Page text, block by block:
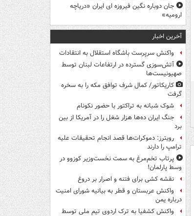
جان دوباره نگین فیروزه ای ایران «دریاچه
ارومیه»
آخرین اخبار
واکنش سرپرست باشگاه استقلال به انتقادات
آتش‌سوزی گسترده در ارتفاعات لبنان توسط
صهیونیست‌ها
کاریکاتور/ کمال شرف توافق مکه را به سخره
گرفت
شوک شبانه به تراکتور با حضور نکونام
جنگ ایران ده‌ها هزار شغل را در آمریکا از بین
برد
رویترز: دموکرات‌ها قصد انجام تحقیقات علیه
ترامپ را دارند
پرتاب تخم‌مرغ به سمت نخست‌وزیر کوزوو در
وسط پارلمان!
نقشه کشی برای فتنه و اصرار بر دروغ
واکنش عربستان و قطر به بیانیه شورای امنیت
درباره یمن
واکنش کشفیا به ترک اردوی تیم ملی توسط